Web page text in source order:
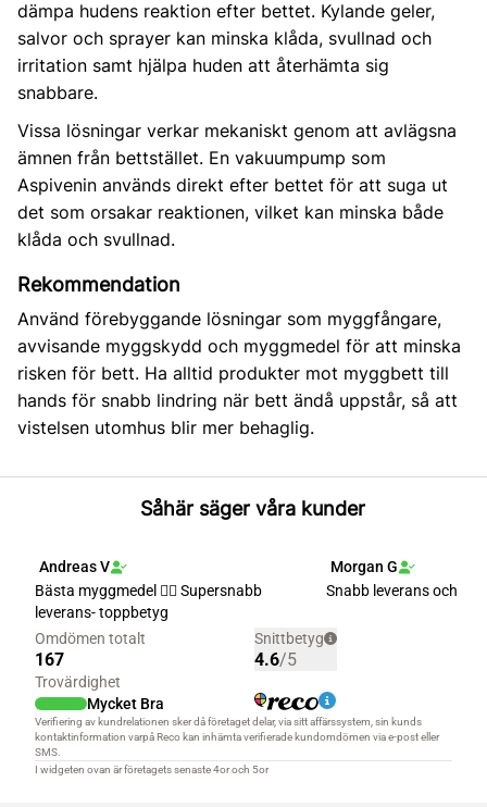
dämpa hudens reaktion efter bettet. Kylande geler,
salvor och sprayer kan minska klåda, svullnad och
irritation samt hjälpa huden att återhämta sig
snabbare.
Vissa lösningar verkar mekaniskt genom att avlägsna
ämnen från bettstället. En vakuumpump som
Aspivenin används direkt efter bettet för att suga ut
det som orsakar reaktionen, vilket kan minska både
klåda och svullnad.
Rekommendation
Använd förebyggande lösningar som myggfångare,
avvisande myggskydd och myggmedel för att minska
risken för bett. Ha alltid produkter mot myggbett till
hands för snabb lindring när bett ändå uppstår, så att
vistelsen utomhus blir mer behaglig.
Såhär säger våra kunder